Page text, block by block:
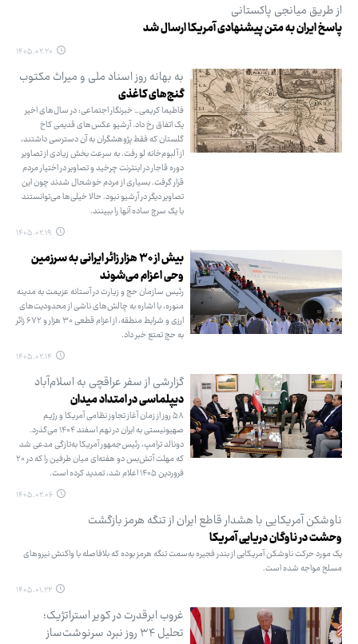
از طریق میانجی پاکستانی
پاسخ ایران به متن پیشنهادی آمریکا ارسال شد
۱۴۰۵.۰۲.۲۰
به بهانه روز اسناد ملی و میراث مکتوب
گنج‌های کاغذی
فاطیما کریمی_ خبرنگار اجتماعی: در سال‌های اخیر
یک اتفاق رخ داد. آرشیو عکس‌های قدیمی کاخ
گلستان که فقط پژوهشگران به آن دسترسی داشتند،
از آلبوم‌خانه لو رفت. به سرعت بخش زیادی از تصاویر
دوره قاجار در اینترنت چرخید و تصاویر در اختیار مردم
قرار گرفت. بسیاری از مردم خوشحال شدند چون این
تصاویر دیگر در آرشیو نبود. حالا خیلی‌ها می‌توانستند
با یک سرچ ساده آنها را ببینند.
۱۴۰۵.۰۲.۱۹
بیش از ۳۰ هزار زائر ایرانی به سرزمین
وحی اعزام می‌شوند
رئیس سازمان حج و زیارت در آستانه عزیمت به مدینه
منوره، با اشاره به چالش‌های ناشی از محدودیت‌های
ارزی و شرایط منطقه، از اعزام قطعی ۳۰ هزار و ۶۷۲ زائر
به حج تمتع خبر داد.
۱۴۰۵.۰۲.۱۴
گزارشی از سفر عراقچی به اسلام‌آباد
دیپلماسی در امتداد میدان
۵۸ روز از زمان آغاز تجاوز نظامی آمریکا و رژیم
صهیونیستی به ایران در نهم اسفند ۱۴۰۴ می‌گذرد.
دونالد ترامپ، رئیس‌جمهور آمریکا به‌تازگی مدعی شد
که مهلت آتش‌بس دو هفته‌ای میان طرفین را که در ۲۰
فروردین ۱۴۰۵ اعلام شد، تمدید کرده است.
۱۴۰۵.۰۲.۰۶
ناوشکن آمریکایی با هشدار قاطع ایران از تنگه هرمز بازگشت
وحشت در ناوگان دریایی آمریکا
یک مورد حرکت ناوشکن آمریکایی از بندر فجیره به‌سمت تنگه هرمز بوده که بلافاصله با واکنش نیروهای
مسلح مواجه شده است.
۱۴۰۵.۰۱.۲۲
غروب ابرقدرت در کویر استراتژیک؛
تحلیل ۳۴ روز نبرد سرنوشت‌ساز